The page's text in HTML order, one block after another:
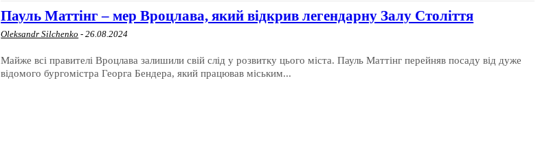
Пауль Маттінг – мер Вроцлава, який відкрив легендарну Залу Століття
Oleksandr Silchenko - 26.08.2024
Майже всі правителі Вроцлава залишили свій слід у розвитку цього міста. Пауль Маттінг перейняв посаду від дуже
відомого бургомістра Георга Бендера, який працював міським...